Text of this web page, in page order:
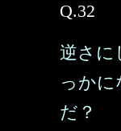
Q.32
逆さに
っかに
だ？